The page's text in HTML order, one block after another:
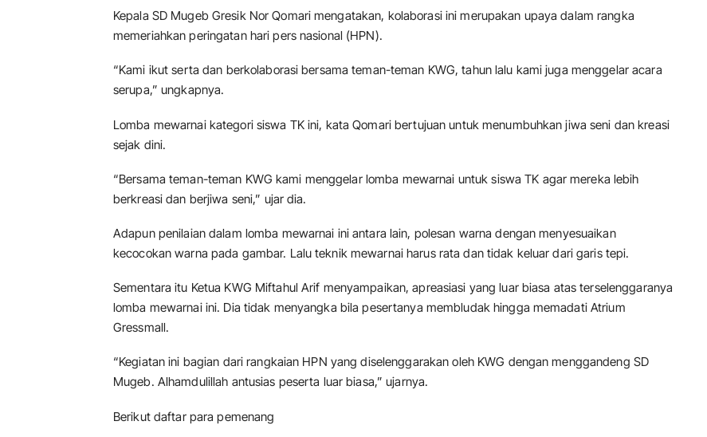
Kepala SD Mugeb Gresik Nor Qomari mengatakan, kolaborasi ini merupakan upaya dalam rangka
memeriahkan peringatan hari pers nasional (HPN).
“Kami ikut serta dan berkolaborasi bersama teman-teman KWG, tahun lalu kami juga menggelar acara
serupa,” ungkapnya.
Lomba mewarnai kategori siswa TK ini, kata Qomari bertujuan untuk menumbuhkan jiwa seni dan kreasi
sejak dini.
“Bersama teman-teman KWG kami menggelar lomba mewarnai untuk siswa TK agar mereka lebih
berkreasi dan berjiwa seni,” ujar dia.
Adapun penilaian dalam lomba mewarnai ini antara lain, polesan warna dengan menyesuaikan
kecocokan warna pada gambar. Lalu teknik mewarnai harus rata dan tidak keluar dari garis tepi.
Sementara itu Ketua KWG Miftahul Arif menyampaikan, apreasiasi yang luar biasa atas terselenggaranya
lomba mewarnai ini. Dia tidak menyangka bila pesertanya membludak hingga memadati Atrium
Gressmall.
“Kegiatan ini bagian dari rangkaian HPN yang diselenggarakan oleh KWG dengan menggandeng SD
Mugeb. Alhamdulillah antusias peserta luar biasa,” ujarnya.
Berikut daftar para pemenang